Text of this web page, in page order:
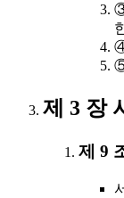
제 3 장
제 9